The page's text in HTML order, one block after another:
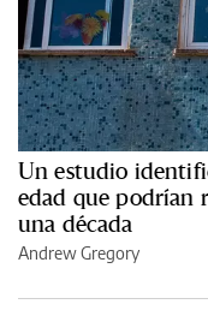
Un estudio
edad que podrían
una década
Andrew Gregory